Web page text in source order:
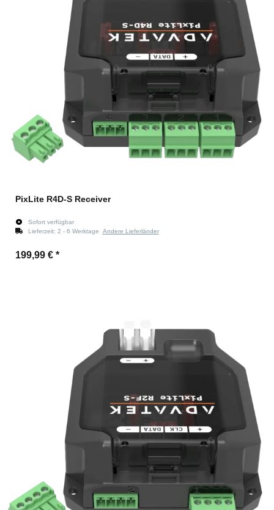
PixLite R4D-S Receiver
Sofort verfügbar
Lieferzeit: 2 - 6 Werktage Andere Lieferländer
199,99 € *